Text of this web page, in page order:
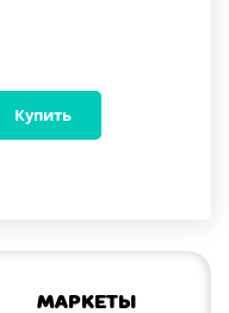
Купить
Маркеты